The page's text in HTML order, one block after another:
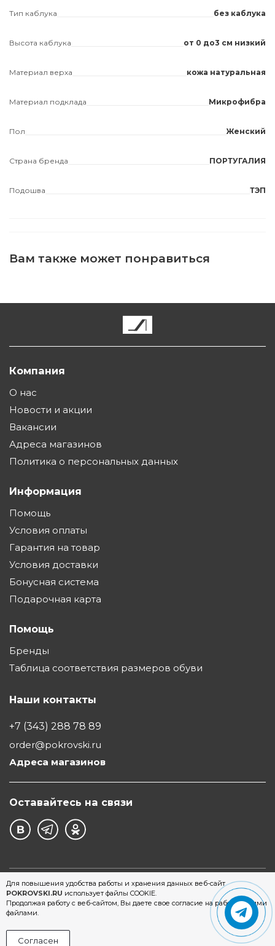
Для повышения удобства работы и хранения данных веб-сайт
POKROVSKI.RU использует файлы COOKIE.
Продолжая работу с веб-сайтом, Вы даете свое согласие на работу с этими
файлами.
Согласен
Тип каблука без каблука
Высота каблука от 0 до3 см низкий
Материал верха кожа натуральная
Материал подклада Микрофибра
Пол Женский
Страна бренда ПОРТУГАЛИЯ
Подошва ТЭП
Вам также может понравиться
Компания
О нас
Новости и акции
Вакансии
Адреса магазинов
Политика о персональных данных
Информация
Помощь
Условия оплаты
Гарантия на товар
Условия доставки
Бонусная система
Подарочная карта
Помощь
Бренды
Таблица соответствия размеров обуви
Наши контакты
+7 (343) 288 78 89
order@pokrovski.ru
Адреса магазинов
Оставайтесь на связи
©1997 - 2026 Обувной Дом "Покровский" - сеть
магазинов обуви в Екатеринбурге